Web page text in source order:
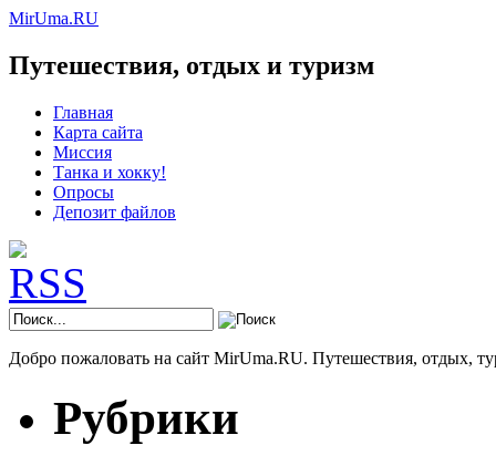
MirUma.RU
Путешествия, отдых и туризм
Главная
Карта сайта
Миссия
Танка и хокку!
Опросы
Депозит файлов
Добро пожаловать на сайт MirUma.RU. Путешествия, отдых,
Рубрики